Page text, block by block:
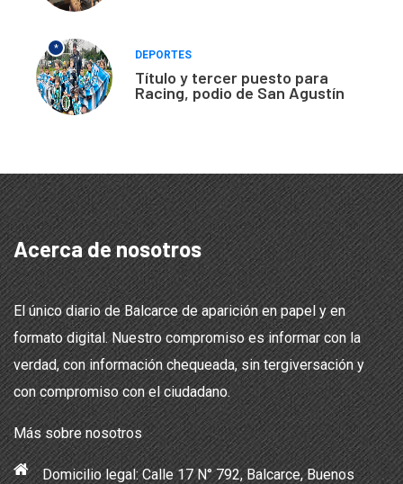
*
DEPORTES
Título y tercer puesto para
Racing, podio de San Agustín
Acerca de nosotros
El único diario de Balcarce de aparición en papel y en
formato digital. Nuestro compromiso es informar con la
verdad, con información chequeada, sin tergiversación y
con compromiso con el ciudadano.
Más sobre nosotros
Domicilio legal: Calle 17 N° 792, Balcarce, Buenos